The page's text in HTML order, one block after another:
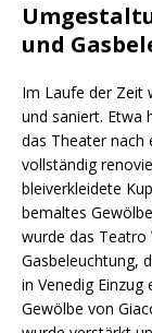
und
Im Laufe der Zeit
und saniert. Etwa
das Theater nach
vollständig
bleiverkleidete
bemaltes
wurde das Teatro
Gasbeleuchtung,
in Venedig Einzug
Gewölbe von